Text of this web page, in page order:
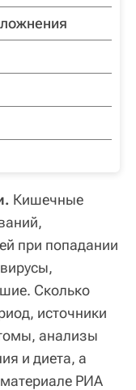
Кишечные
при попадании
Сколько
источники
анализы
и диета, а
РИА